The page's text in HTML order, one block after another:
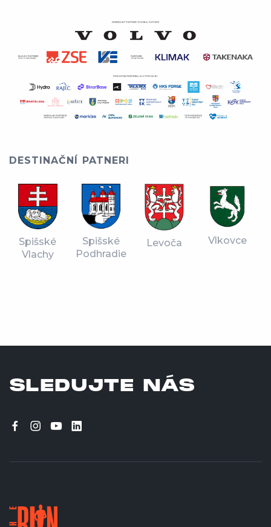
DESTINAČNÍ PATNERI
Spišské
Vlachy
Spišské
Podhradie
Levoča Vlkovce
SLEDUJTE NÁS